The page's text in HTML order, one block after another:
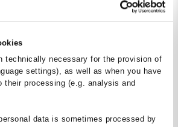
technically necessary for the provision of
settings), as well as when you have
their processing (e.g. analysis and
data is sometimes processed by
u hier:
ook kruisverwijzingen naar
aanbieders. BG Graspointner GmbH
is. Het externe aanbod werd